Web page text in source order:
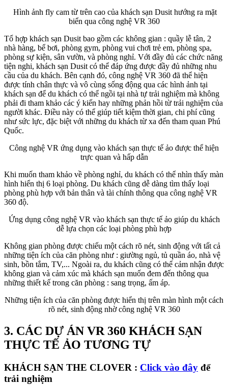
Hình ảnh fly cam từ trên cao của khách sạn Dusit hướng ra mặt
biển qua công nghệ VR 360
Tổ hợp khách sạn Dusit bao gồm các không gian : quầy lễ tân, 2
nhà hàng, bể bơi, phòng gym, phòng vui chơi trẻ em, phòng spa,
phòng sự kiện, sân vườn, và phòng nghỉ. Với đầy đủ các chức năng
tiện nghi, khách sạn Dusit có thể đáp ứng được đầy đủ những nhu
cầu của du khách. Bên cạnh đó, công nghệ VR 360 đã thể hiện
được tính chân thực và vô cùng sống động qua các hình ảnh tại
khách sạn để du khách có thể ngồi tại nhà tự trải nghiệm mà không
phải đi tham khảo các ý kiến hay những phản hồi từ trải nghiệm của
người khác. Điều này có thể giúp tiết kiệm thời gian, chi phí cũng
như sức lực, đặc biệt với những du khách từ xa đến tham quan Phú
Quốc.
Công nghệ VR ứng dụng vào khách sạn thực tế ảo được thể hiện
trực quan và hấp dẫn
Khi muốn tham khảo về phòng nghỉ, du khách có thể nhìn thấy màn
hình hiển thị 6 loại phòng. Du khách cũng dễ dàng tìm thấy loại
phòng phù hợp với bản thân và tài chính thông qua công nghệ VR
360 độ.
Ứng dụng công nghệ VR vào khách sạn thực tế ảo giúp du khách
dễ lựa chọn các loại phòng phù hợp
Không gian phòng được chiếu một cách rõ nét, sinh động với tất cả
những tiện ích của căn phòng như : giường ngủ, tủ quần áo, nhà vệ
sinh, bồn tắm, TV,... Ngoài ra, du khách cũng có thể cảm nhận được
không gian và cảm xúc mà khách sạn muốn đem đến thông qua
những thiết kế trong căn phòng : sang trọng, ấm áp.
Những tiện ích của căn phòng được hiển thị trên màn hình một cách
rõ nét, sinh động nhờ công nghệ VR 360
3. CÁC DỰ ÁN VR 360 KHÁCH SẠN
THỰC TẾ ẢO TƯƠNG TỰ
KHÁCH SẠN THE CLOVER : Click vào đây để
trải nghiệm